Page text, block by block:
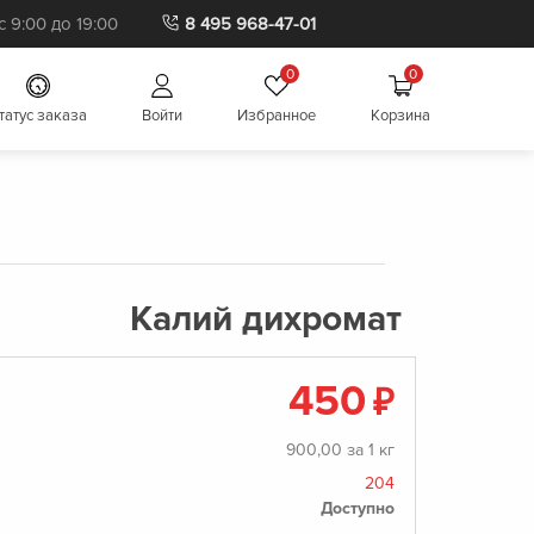
9:00 до 19:00 8 495 968-47-01
заказа Войти
0
Избранное
0
Корзина
Калий дихромат
450 ₽
900,00 за 1 кг
204
Доступно